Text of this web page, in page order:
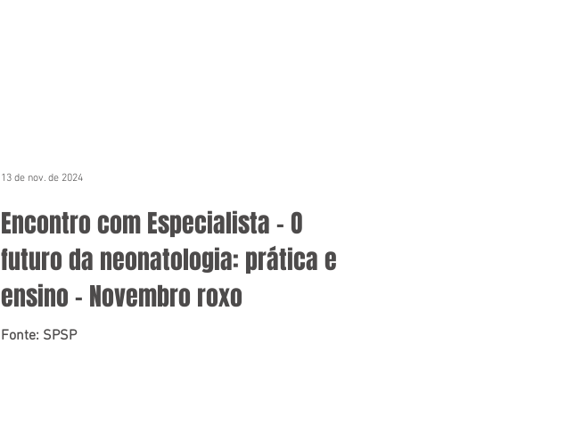
Encontro com Especialista – O
futuro da neonatologia: prática e
ensino – Novembro roxo
Fonte: SPSP
13 de nov. de 2024